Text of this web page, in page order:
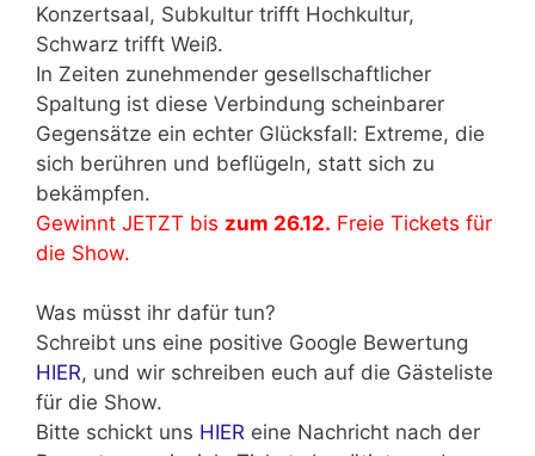
Konzertsaal, Subkultur trifft Hochkultur,
Schwarz trifft Weiß.
In Zeiten zunehmender gesellschaftlicher
Spaltung ist diese Verbindung scheinbarer
Gegensätze ein echter Glücksfall: Extreme, die
sich berühren und beflügeln, statt sich zu
bekämpfen.
Gewinnt JETZT bis zum 26.12. Freie Tickets für
die Show.
Was müsst ihr dafür tun?
Schreibt uns eine positive Google Bewertung
HIER, und wir schreiben euch auf die Gästeliste
für die Show.
Bitte schickt uns HIER eine Nachricht nach der